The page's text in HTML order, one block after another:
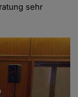
sehr